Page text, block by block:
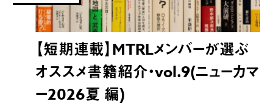
【短期連載】MTRLメンバーが選ぶ
オススメ書籍紹介・vol.9(ニューカマ
ー2026夏 編)